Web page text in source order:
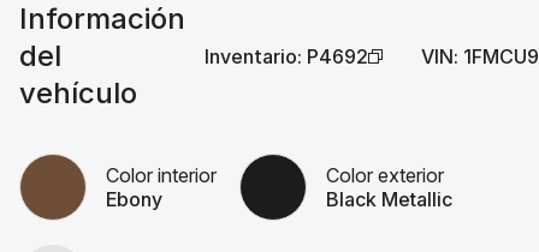
Información
del
vehículo
Inventario: P4692 VIN:
Color interior
Ebony
Color exterior
Black Metallic